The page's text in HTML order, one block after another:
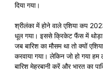
दिया गया।
श्रीलंका में होने वाले एशिया कप
धूल गया। इससे क्रिकेट फैंस में थोड़ा
जब बारिश का मौसम था तो क्यों
करवाया गया। लेकिन जो हो गया
बारिश मेहरबानी करें और भारत का